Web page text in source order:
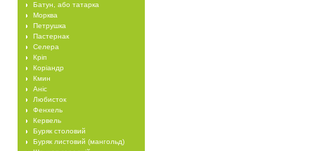
Батун, або татарка
Морква
Петрушка
Пастернак
Селера
Кріп
Коріандр
Кмин
Аніс
Любисток
Фенхель
Кервель
Буряк столовий
Буряк листовий (мангольд)